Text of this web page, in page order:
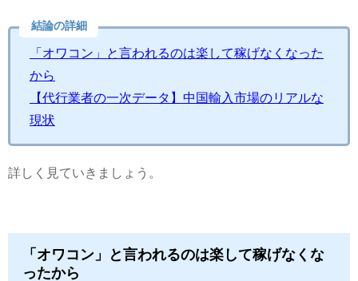
結論の詳細
「オワコン」と言われるのは楽して稼げなくなった
から
【代行業者の一次データ】中国輸入市場のリアルな
現状
詳しく見ていきましょう。
「オワコン」と言われるのは楽して稼げなくな
ったから